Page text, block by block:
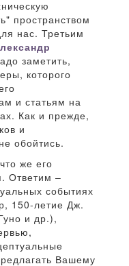
пространством
нас. Третьим
заметить,
которого
и статьям на
Как и прежде,
и
обойтись.
же его
Ответим –
событиях
150-летие Дж.
и др.),
Вашему